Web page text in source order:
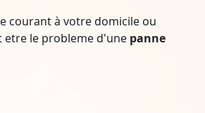
courant à votre domicile ou
etre le probleme d'une panne